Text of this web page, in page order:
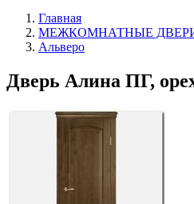
Главная
МЕЖКОМНАТНЫЕ
Альверо
Дверь Алина ПГ,